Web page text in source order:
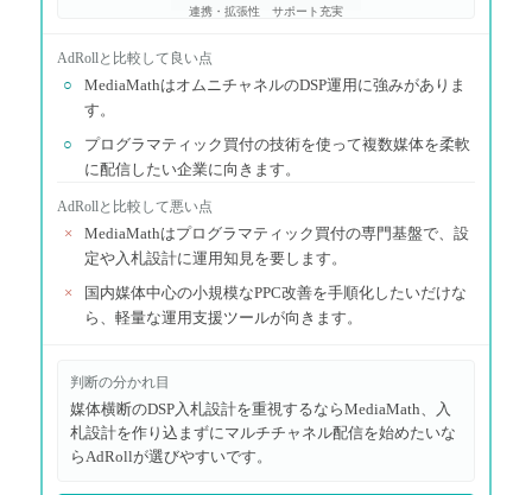
サポート充実
連携・拡張性
AdRollと比較して良い点
○
MediaMathはオムニチャネルのDSP運用に強みがありま
す。
○
プログラマティック買付の技術を使って複数媒体を柔軟
に配信したい企業に向きます。
AdRollと比較して悪い点
×
MediaMathはプログラマティック買付の専門基盤で、設
定や入札設計に運用知見を要します。
×
国内媒体中心の小規模なPPC改善を手順化したいだけな
ら、軽量な運用支援ツールが向きます。
判断の分かれ目
媒体横断のDSP入札設計を重視するならMediaMath、入
札設計を作り込まずにマルチチャネル配信を始めたいな
らAdRollが選びやすいです。